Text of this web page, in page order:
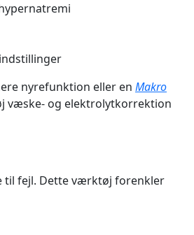
nyrefunktion eller en Makro
væske- og elektrolytkorrektion
til fejl. Dette værktøj forenkler